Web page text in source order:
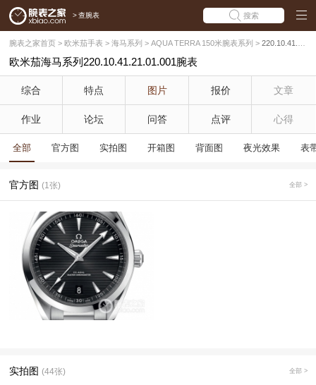
> 查腕表 搜索
腕表之家首页 > 欧米茄手表 > 海马系列 > AQUA TERRA 150米腕表系列 > 220.10.41.21.01.001
欧米茄海马系列220.10.41.21.01.001腕表
综合 特点 图片 报价 文章
作业 论坛 问答 点评 心得
全部 官方图 实拍图 开箱图 背面图 夜光效果 表
官方图 (1张) 全部 >
实拍图 (44张) 全部 >